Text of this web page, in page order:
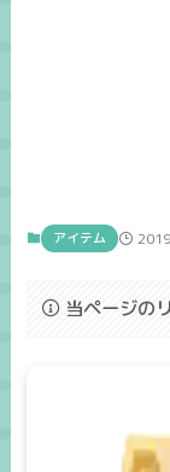
アイテム
当ページの